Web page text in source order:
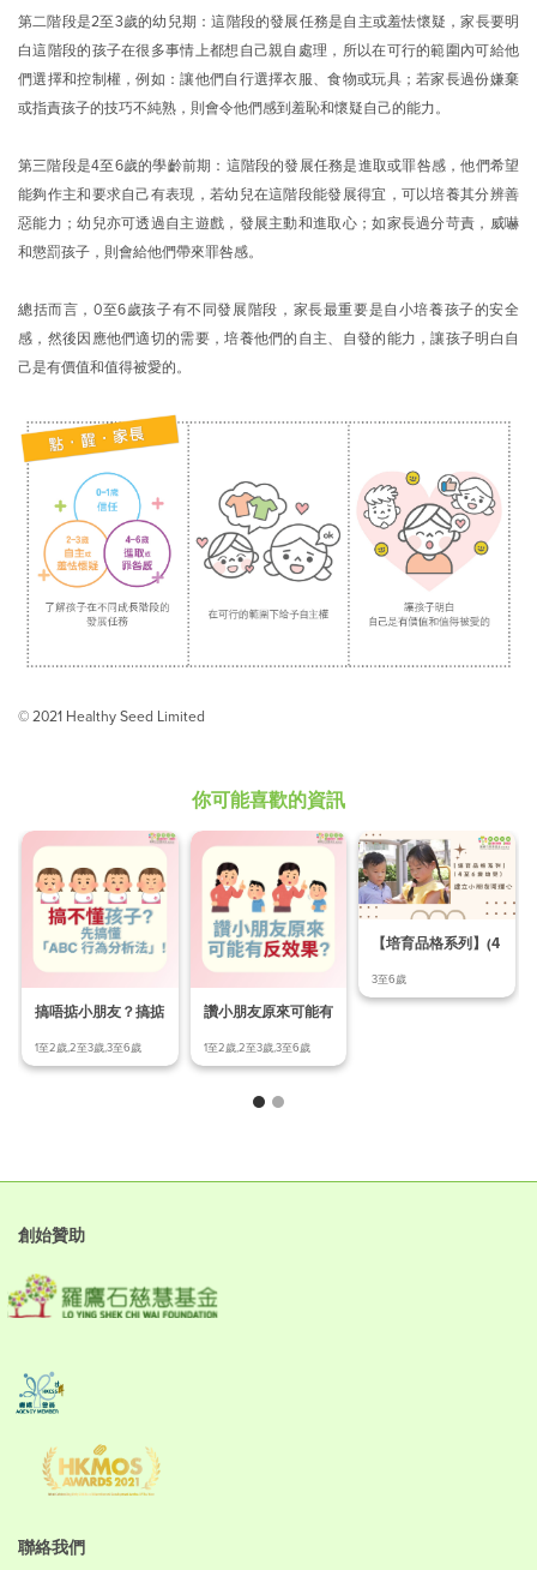
第二階段是2至3歲的幼兒期：這階段的發展任務是自主或羞怯懷疑，家長要明
白這階段的孩子在很多事情上都想自己親自處理，所以在可行的範圍內可給他
們選擇和控制權，例如：讓他們自行選擇衣服、食物或玩具；若家長過份嫌棄
或指責孩子的技巧不純熟，則會令他們感到羞恥和懷疑自己的能力。
第三階段是4至6歲的學齡前期：這階段的發展任務是進取或罪咎感，他們希望
能夠作主和要求自己有表現，若幼兒在這階段能發展得宜，可以培養其分辨善
惡能力；幼兒亦可透過自主遊戲，發展主動和進取心；如家長過分苛責，威嚇
和懲罰孩子，則會給他們帶來罪咎感。
總括而言，0至6歲孩子有不同發展階段，家長最重要是自小培養孩子的安全
感，然後因應他們適切的需要，培養他們的自主、自發的能力，讓孩子明白自
己是有價值和值得被愛的。
© 2021 Healthy Seed Limited
你可能喜歡的資訊
搞唔掂小朋友？搞掂
先
1至2歲,2至3歲,3至6歲
讚小朋友原來可能有
1至2歲,2至3歲,3至6歲
【培育品格系列】(4
3至6歲
創始贊助
聯絡我們